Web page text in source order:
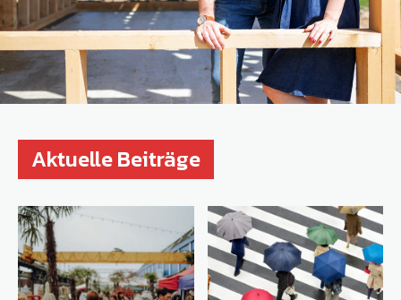
Aktuelle Beiträge